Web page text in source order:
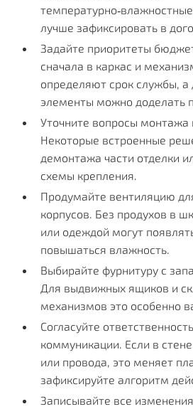
лучше зафиксировать в
Задайте приоритеты
сначала в каркас и
определяют срок службы, а
элементы можно доделать
Уточните вопросы монтажа
Некоторые встроенные
демонтажа части отделки
схемы крепления.
Продумайте вентиляцию
корпусов. Без продухов в
или одеждой могут
повышаться влажность.
Выбирайте фурнитуру с
Для выдвижных ящиков и
механизмов это особенно
Согласуйте
коммуникации. Если в
или провода, это меняет
зафиксируйте алгоритм
Записывайте все